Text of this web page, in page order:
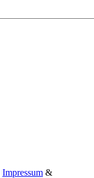
Impressum &